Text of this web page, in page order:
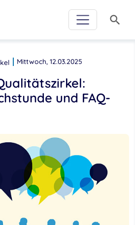
Informationen
search
Mittwoch, 12.03.2025
und FAQ-